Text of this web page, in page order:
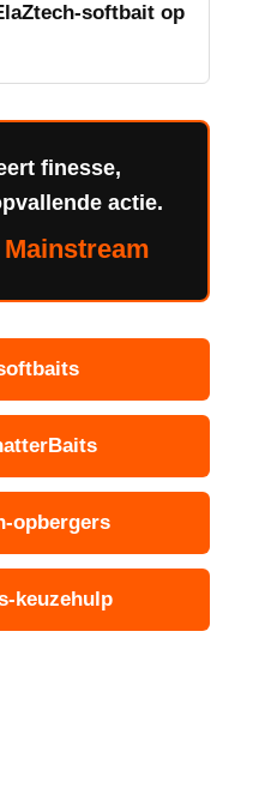
softbait op
finesse,
actie.
Mainstream
opbergers
keuzehulp